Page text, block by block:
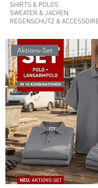
SHIRTS & POLOS
SWEATER & JACKEN
REGENSCHUTZ &
Aktions-Set